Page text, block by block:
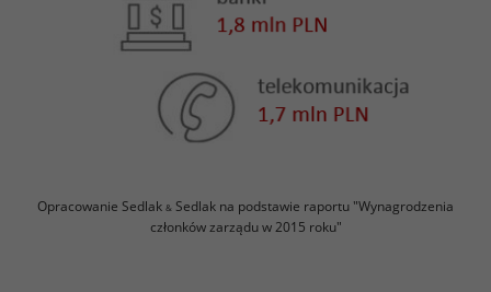
Opracowanie Sedlak & Sedlak na podstawie raportu "Wynagrodzenia
członków zarządu w 2015 roku"